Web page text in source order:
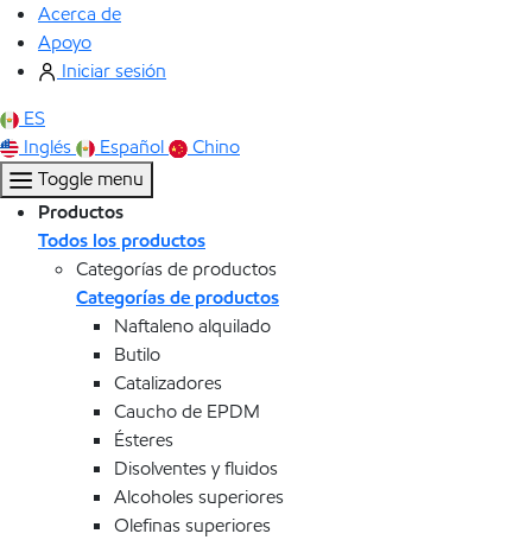
Acerca de
Apoyo
Iniciar sesión
ES
Inglés
Español
Chino
Toggle menu
Productos
Todos los productos
Categorías de productos
Categorías de productos
Naftaleno alquilado
Butilo
Catalizadores
Caucho de EPDM
Ésteres
Disolventes y fluidos
Alcoholes superiores
Olefinas superiores